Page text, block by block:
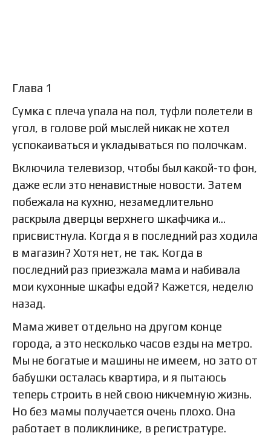
Глава 1
Сумка с плеча упала на пол, туфли полетели в
угол, в голове рой мыслей никак не хотел
успокаиваться и укладываться по полочкам.
Включила телевизор, чтобы был какой-то фон,
даже если это ненавистные новости. Затем
побежала на кухню, незамедлительно
раскрыла дверцы верхнего шкафчика и…
присвистнула. Когда я в последний раз ходила
в магазин? Хотя нет, не так. Когда в
последний раз приезжала мама и набивала
мои кухонные шкафы едой? Кажется, неделю
назад.
Мама живет отдельно на другом конце
города, а это несколько часов езды на метро.
Мы не богатые и машины не имеем, но зато от
бабушки осталась квартира, и я пытаюсь
теперь строить в ней свою никчемную жизнь.
Но без мамы получается очень плохо. Она
работает в поликлинике, в регистратуре.